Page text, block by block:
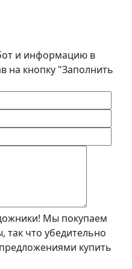
и информацию в
на кнопку "Заполнить
Мы покупаем
так что убедительно
купить